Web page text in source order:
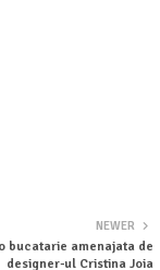
NEWER
bucatarie amenajata de
designer-ul Cristina Joia